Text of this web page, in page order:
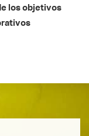
los objetivos